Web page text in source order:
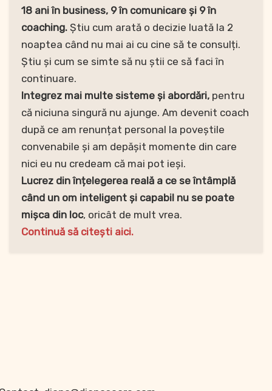
18 ani în business, 9 în comunicare și 9 în
coaching. Știu cum arată o decizie luată la 2
noaptea când nu mai ai cu cine să te consulți.
Știu și cum se simte să nu știi ce să faci în
continuare.
Integrez mai multe sisteme și abordări, pentru
că niciuna singură nu ajunge. Am devenit coach
după ce am renunțat personal la poveștile
convenabile și am depășit momente din care
nici eu nu credeam că mai pot ieși.
Lucrez din înțelegerea reală a ce se întâmplă
când un om inteligent și capabil nu se poate
mișca din loc, oricât de mult vrea.
Continuă să citești aici.